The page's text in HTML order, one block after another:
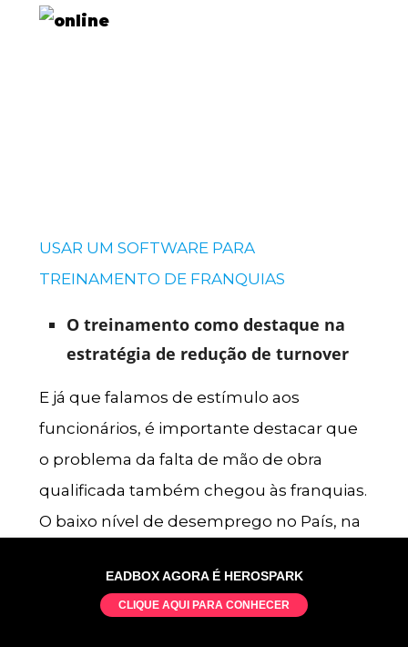
EADBOX AGORA É HEROSPARK
CLIQUE AQUI PARA CONHECER
USAR UM SOFTWARE PARA
TREINAMENTO DE FRANQUIAS
O treinamento como destaque na
estratégia de redução de turnover
E já que falamos de estímulo aos
funcionários, é importante destacar que
o problema da falta de mão de obra
qualificada também chegou às franquias.
O baixo nível de desemprego no País, na
competitivo, aumentou a rotatividade e
acirrou a disputa pelos melhores